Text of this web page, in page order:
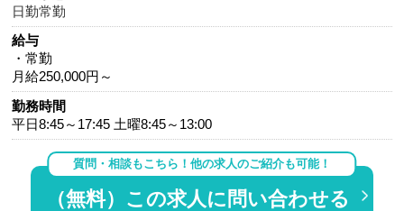
日勤常勤
給与
・常勤
月給250,000円～
勤務時間
平日8:45～17:45 土曜8:45～13:00
質問・相談もこちら！他の求人のご紹介も可能！
（無料）この求人に問い合わせる